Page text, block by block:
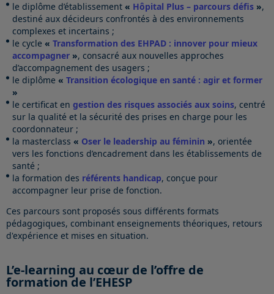
le diplôme d’établissement « Hôpital Plus – parcours défis »,
destiné aux décideurs confrontés à des environnements
complexes et incertains ;
le cycle « Transformation des EHPAD : innover pour mieux
accompagner », consacré aux nouvelles approches
d’accompagnement des usagers ;
le diplôme « Transition écologique en santé : agir et former
»
le certificat en gestion des risques associés aux soins, centré
sur la qualité et la sécurité des prises en charge pour les
coordonnateur ;
la masterclass « Oser le leadership au féminin », orientée
vers les fonctions d’encadrement dans les établissements de
santé ;
la formation des référents handicap, conçue pour
accompagner leur prise de fonction.
Ces parcours sont proposés sous différents formats
pédagogiques, combinant enseignements théoriques, retours
d'expérience et mises en situation.
L’e-learning au cœur de l’offre de
formation de l’EHESP